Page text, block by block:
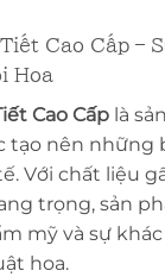
Cao Cấp –
Hoa
Cao Cấp là
tạo nên những
Với chất liệu
trọng, sản
mỹ và sự
hoa.